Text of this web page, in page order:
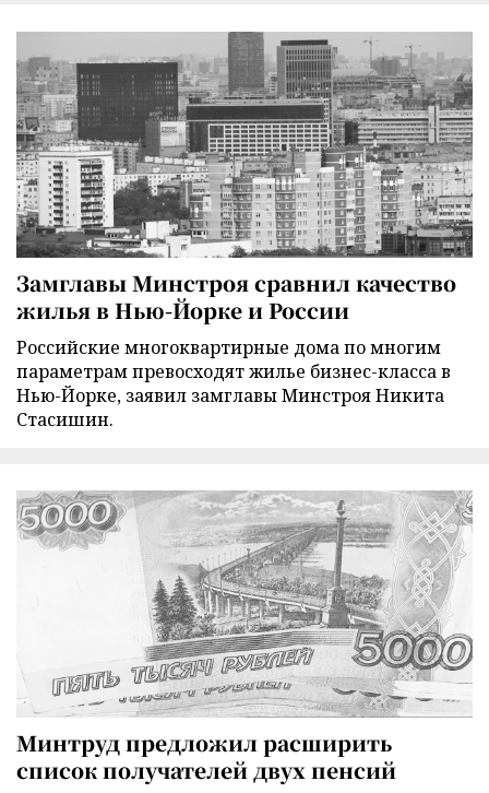
Замглавы Минстроя сравнил качество
жилья в Нью-Йорке и России
Российские многоквартирные дома по многим
параметрам превосходят жилье бизнес-класса в
Нью-Йорке, заявил замглавы Минстроя Никита
Стасишин.
Минтруд предложил расширить
список получателей двух пенсий